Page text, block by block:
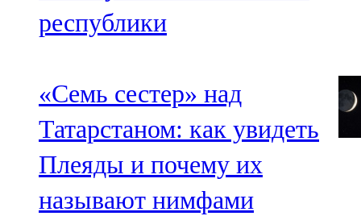
республики
«Семь сестер» над
Татарстаном: как увидеть
Плеяды и почему их
называют нимфами